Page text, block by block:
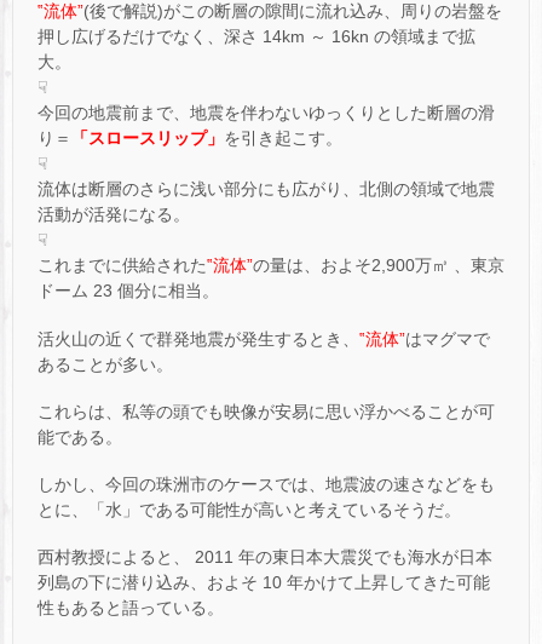
‟流体”(後で解説)がこの断層の隙間に流れ込み、周りの岩盤を
押し広げるだけでなく、深さ 14km ～ 16kn の領域まで拡
大。
☟
今回の地震前まで、地震を伴わないゆっくりとした断層の滑
り＝
「スロースリップ」 を引き起こす。
☟
流体は断層のさらに浅い部分にも広がり、北側の領域で地震
活動が活発になる。
☟
これまでに供給された‟流体”の量は、およそ2,900万㎥ 、東京
ドーム 23 個分に相当。
活火山の近くで群発地震が発生するとき、 ‟流体”はマグマで
あることが多い。
これらは、私等の頭でも映像が安易に思い浮かべることが可
能である。
しかし、今回の珠洲市のケースでは、地震波の速さなどをも
とに、「水」である可能性が高いと考えているそうだ。
西村教授によると、 2011 年の東日本大震災でも海水が日本
列島の下に潜り込み、およそ 10 年かけて上昇してきた可能
性もあると語っている。